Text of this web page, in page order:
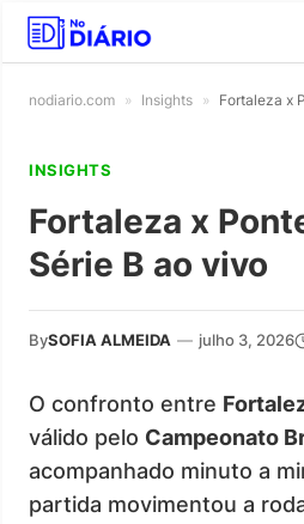
nodiario.com » Insights » Fortaleza x
INSIGHTS
Fortaleza x
Série B ao vivo
BySOFIA ALMEIDA — julho 3, 2026
O confronto entre
válido pelo Campeonato
acompanhado minuto a
partida movimentou a